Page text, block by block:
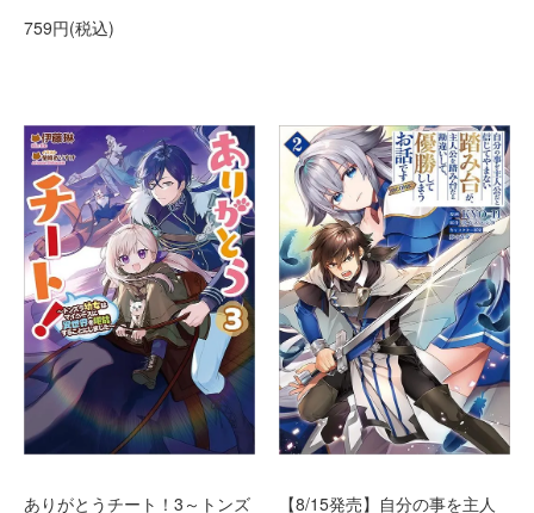
759円(税込)
ありがとうチート！3～トンズ
【8/15発売】自分の事を主人